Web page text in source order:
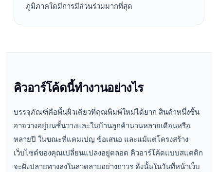
ภูมิภาคใดมีการมีส่วนร่วมมากที่สุด
คิวอาร์โค้ดนี้ทำงานอย่างไร
บรรจุภัณฑ์คือพื้นผิวเดียวที่คุณพิมพ์ใหม่ได้ยาก สินค้าหนึ่งชิ้น
อาจวางอยู่บนชั้นวางและในบ้านลูกค้านานหลายเดือนหรือ
หลายปี ในขณะที่แคมเปญ ข้อเสนอ และแม้แต่โครงสร้าง
เว็บไซต์ของคุณเปลี่ยนแปลงอยู่ตลอด คิวอาร์โค้ดแบบสแตติก
จะฝังปลายทางลงในลวดลายอย่างถาวร ดังนั้นในวันที่หน้าเว็บ